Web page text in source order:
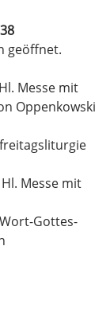
geöffnet.
Messe mit
Oppenkowski
Messe mit
Gottes-